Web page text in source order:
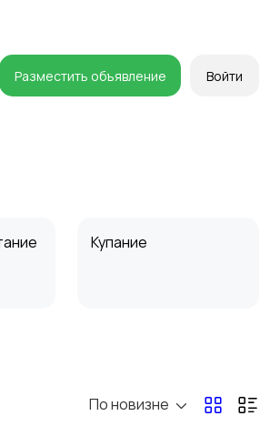
Разместить объявление Войти
Купание
По новизне